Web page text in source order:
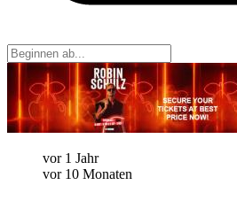
vor 1 Jahr
vor 10 Monaten